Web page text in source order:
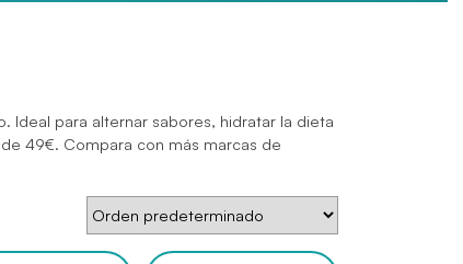
Ideal para alternar sabores, hidratar la dieta
49€. Compara con más marcas de